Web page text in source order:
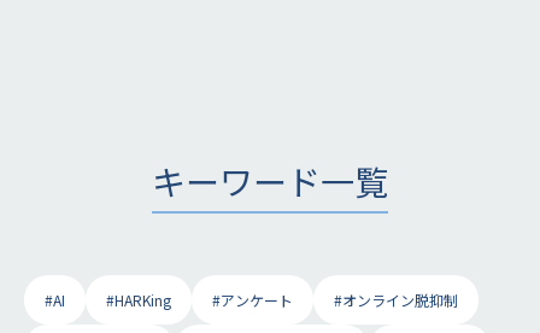
キーワード一覧
#AI #HARKing #アンケート #オンライン脱抑制